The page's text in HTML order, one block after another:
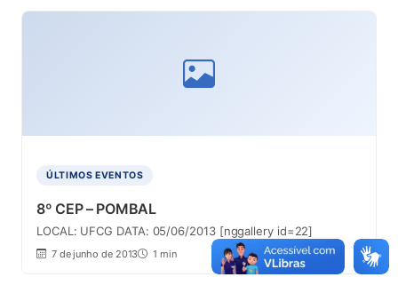
ÚLTIMOS EVENTOS
8º CEP – POMBAL
LOCAL: UFCG DATA: 05/06/2013 [nggallery id=22]
7 de junho de 2013 1 min